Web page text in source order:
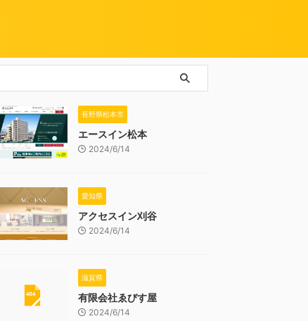
長野県松本市
エースイン松本
2024/6/14
愛知県
アクセスイン刈谷
2024/6/14
滋賀県
有限会社ゑびす屋
2024/6/14